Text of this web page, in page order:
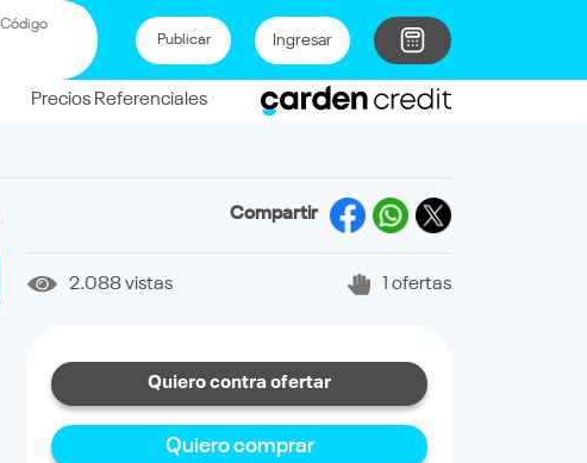
Publicar Ingresar
Precios Referenciales
Compartir
2.088 vistas 1 ofertas
Quiero contra ofertar
Quiero comprar